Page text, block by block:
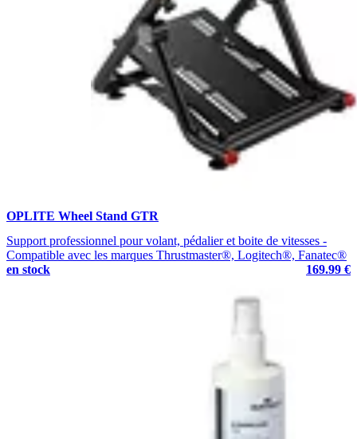
OPLITE Wheel Stand GTR
Support professionnel pour volant, pédalier et boite de vitesses -
Compatible avec les marques Thrustmaster®, Logitech®, Fanatec®
en stock
169.99 €